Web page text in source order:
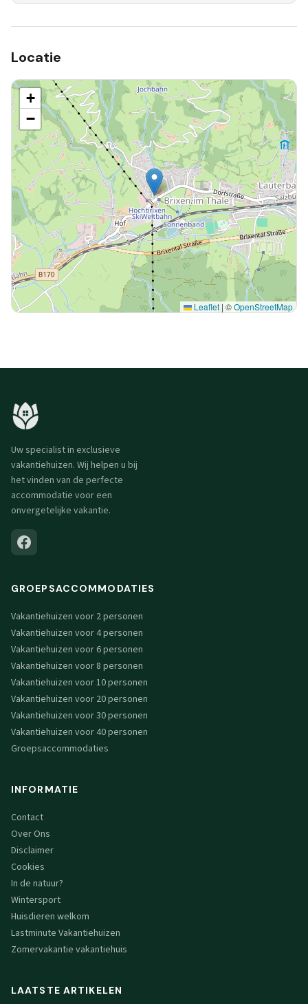
Locatie
+
−
Leaflet | ©OpenStreetMap
Uw specialist in exclusieve
vakantiehuizen. Wij helpen u bij
het vinden van de perfecte
accommodatie voor een
onvergetelijke vakantie.
GROEPSACCOMMODATIES
Vakantiehuizen voor 2 personen
Vakantiehuizen voor 4 personen
Vakantiehuizen voor 6 personen
Vakantiehuizen voor 8 personen
Vakantiehuizen voor 10 personen
Vakantiehuizen voor 20 personen
Vakantiehuizen voor 30 personen
Vakantiehuizen voor 40 personen
Groepsaccommodaties
INFORMATIE
Contact
Over Ons
Disclaimer
Cookies
In de natuur?
Wintersport
Huisdieren welkom
Lastminute Vakantiehuizen
Zomervakantie vakantiehuis
LAATSTE ARTIKELEN